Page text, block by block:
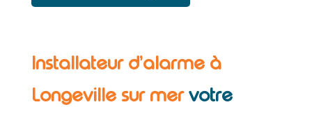
Installateur d’alarme à
Longeville sur mervotre